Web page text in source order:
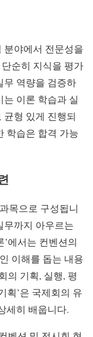
분야에서 전문성을
순히 지식을 평가
무 역량을 검증하
이론 학습과 실
균형 있게 진행되
학습은 합격 가능
목으로 구성됩니
무까지 아우르는
에서는 컨벤션의
이해를 돕는 내용
의 기획, 실행, 평
획’은 국제회의 유
세히 배웁니다.